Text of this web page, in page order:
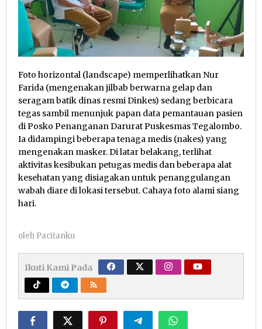
Foto horizontal (landscape) memperlihatkan Nur
Farida (mengenakan jilbab berwarna gelap dan
seragam batik dinas resmi Dinkes) sedang berbicara
tegas sambil menunjuk papan data pemantauan pasien
di Posko Penanganan Darurat Puskesmas Tegalombo.
Ia didampingi beberapa tenaga medis (nakes) yang
mengenakan masker. Di latar belakang, terlihat
aktivitas kesibukan petugas medis dan beberapa alat
kesehatan yang disiagakan untuk penanggulangan
wabah diare di lokasi tersebut. Cahaya foto alami siang
hari.
oleh Pacitanku
Ikuti Kami Pada